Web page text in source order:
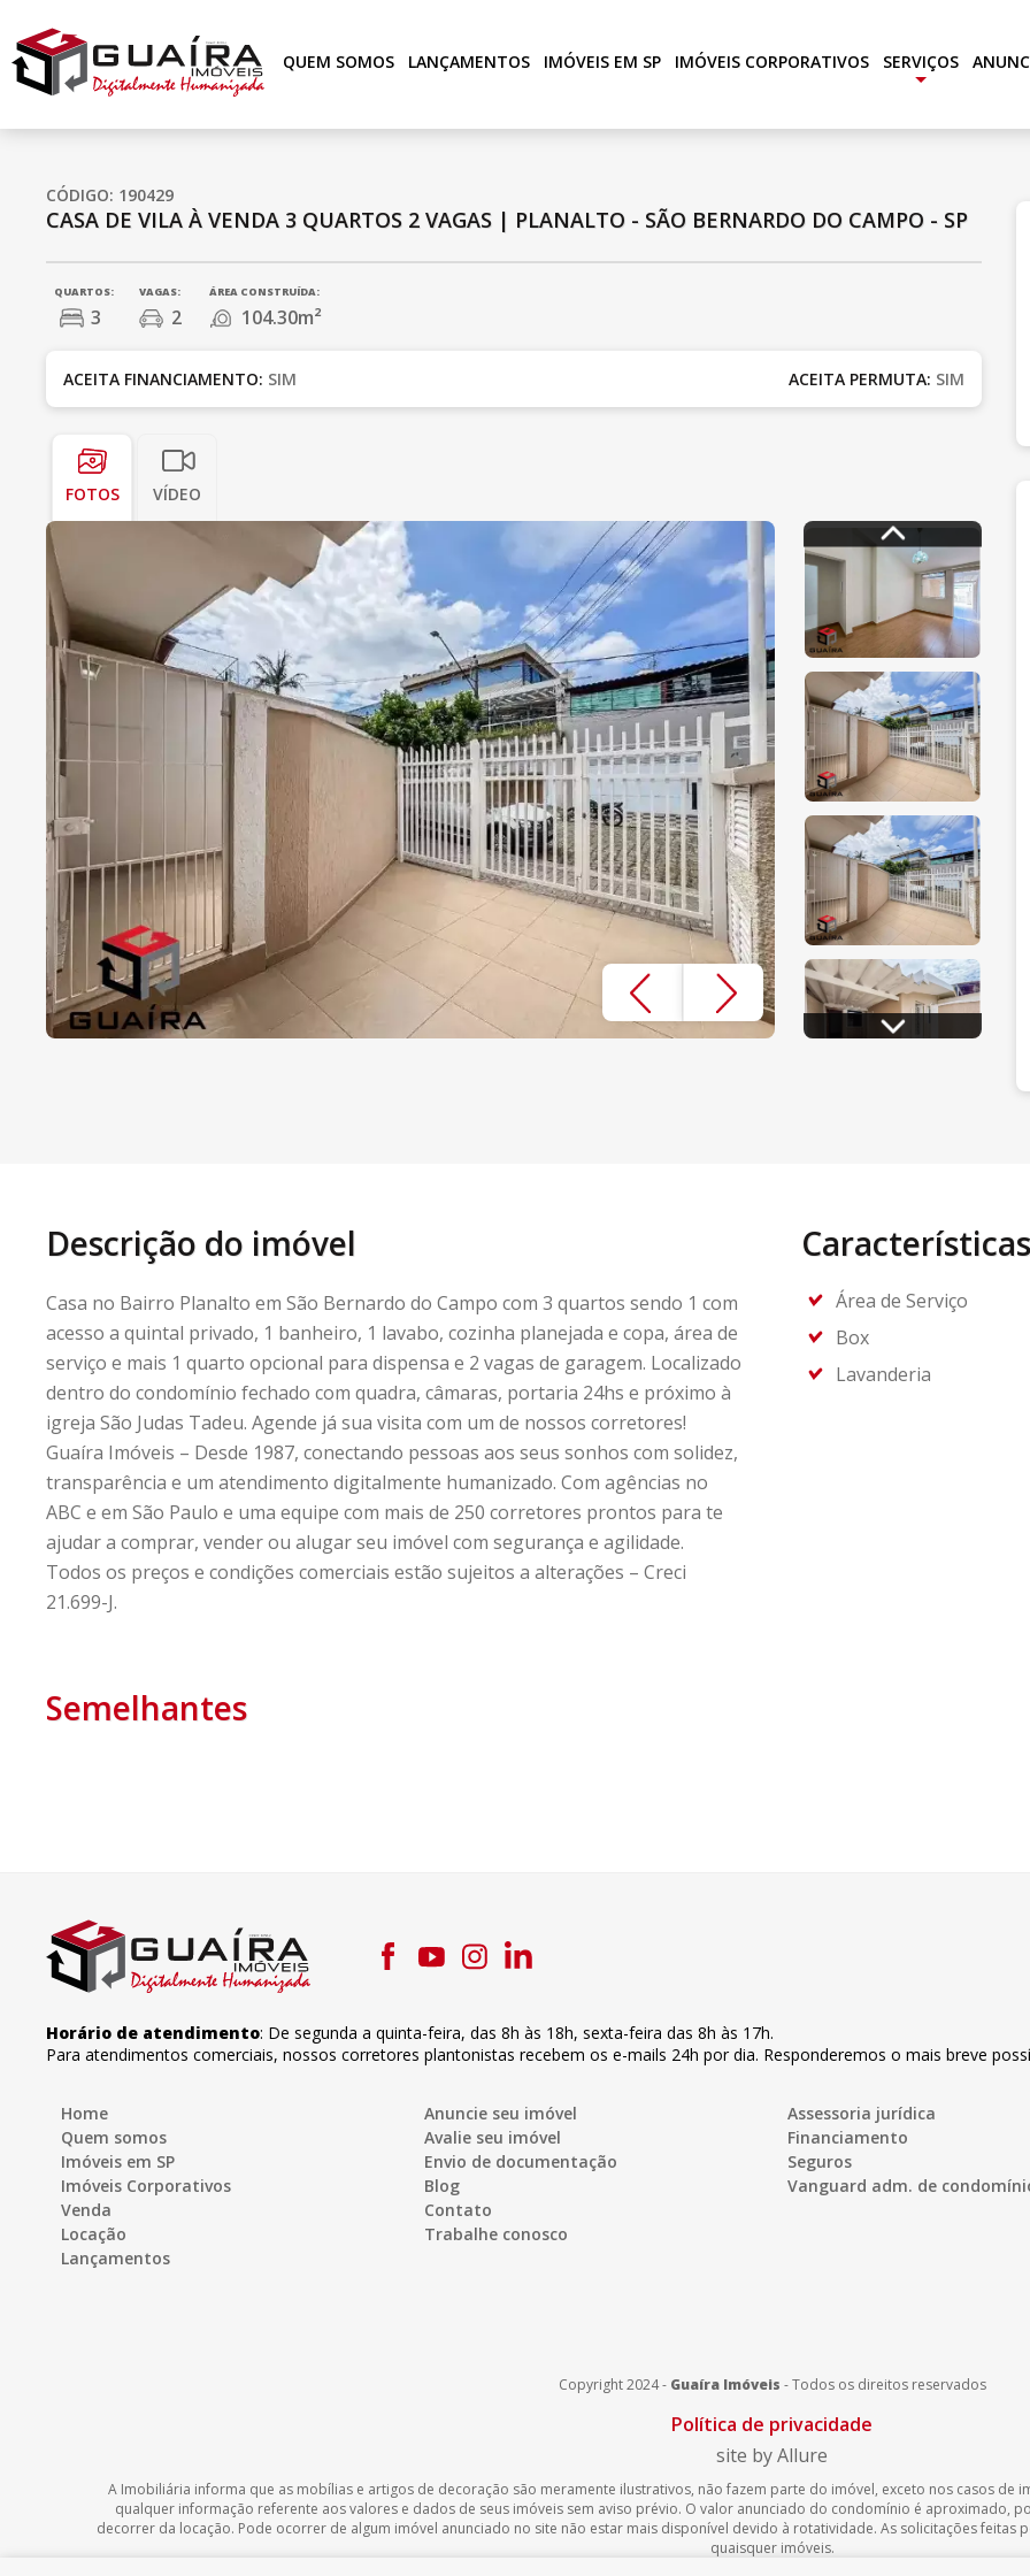
QUEM SOMOS LANÇAMENTOS IMÓVEIS EM SP
IMÓVEIS CORPORATIVOS
SERVIÇOS
CÓDIGO: 190429
CASA DE VILA À VENDA 3 QUARTOS 2 VAGAS | PLANALTO - SÃO BERNARDO DO CAMPO - SP
QUARTOS:
3
VAGAS:
2
ÁREA CONSTRUÍDA:
104.30m²
ACEITA FINANCIAMENTO: SIM ACEITA PERMUTA: SIM
FOTOS VÍDEO
Descrição do imóvel
Casa no Bairro Planalto em São Bernardo do Campo com 3 quartos sendo 1 com
acesso a quintal privado, 1 banheiro, 1 lavabo, cozinha planejada e copa, área de
serviço e mais 1 quarto opcional para dispensa e 2 vagas de garagem. Localizado
dentro do condomínio fechado com quadra, câmaras, portaria 24hs e próximo à
igreja São Judas Tadeu. Agende já sua visita com um de nossos corretores!
Guaíra Imóveis – Desde 1987, conectando pessoas aos seus sonhos com solidez,
transparência e um atendimento digitalmente humanizado. Com agências no
ABC e em São Paulo e uma equipe com mais de 250 corretores prontos para te
ajudar a comprar, vender ou alugar seu imóvel com segurança e agilidade.
Todos os preços e condições comerciais estão sujeitos a alterações – Creci
21.699-J.
Área de Serviço
Box
Lavanderia
Semelhantes
Horário de atendimento: De segunda a quinta-feira,das 8h às 18h,sexta-feira das 8h às 17h.
Para atendimentos comerciais, nossos corretores plantonistas recebem os e-mails 24h por dia. Responderemos o mais breve
Home
Quem somos
Imóveis em SP
Imóveis Corporativos
Venda
Locação
Lançamentos
Anuncie seu imóvel
Avalie seu imóvel
Envio de documentação
Blog
Contato
Trabalhe conosco
Assessoria jurídica
Financiamento
Seguros
Vanguard adm. de
Copyright 2024 - Guaíra Imóveis -Todos os direitos reservados
Política de privacidade
site by Allure
A Imobiliária informa que as mobílias e artigos de decoração são meramente ilustrativos, não fazem parte do imóvel, exceto nos casos
qualquer informação referente aos valores e dados de seus imóveis sem aviso prévio. O valor anunciado do condomínio é aproximado,
decorrer da locação. Pode ocorrer de algum imóvel anunciado no site não estar mais disponível devido à rotatividade. As solicitações feitas
quaisquer imóveis.